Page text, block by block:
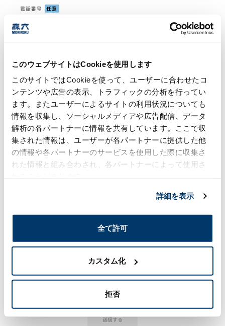
このウェブサイトはCookieを使用します
このサイトではCookieを使って、ユーザーに合わせたコ
ンテンツや広告の表示、トラフィックの分析を行ってい
ます。またユーザーによるサイトの利用状況についても
情報を収集し、ソーシャルメディアや広告配信、データ
解析の各パートナーに情報を共有しています。ここで収
集された情報は、ユーザーが各パートナーに提供した他
の情報や各パートナーのサービスを使用した際に収集さ
れた情報と組み合わされ、各パートナーによって使用さ
詳細を表示
全て許可
カスタム化
拒否
電話番号 任意
日中繋がりやすい電話番号をご記入ください。
ご住所
「ハイフン」を入れて郵便番号を
入力してください。
都道府県をお選びください。
市区町村 任意
町名・番地 任意
個人情報に関する方針に同意の上、ご送信ください。